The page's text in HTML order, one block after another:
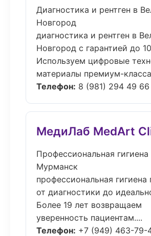
Диагностика и рентген в
Новгород
диагностика и рентген в
Новгород с гарантией до
Используем цифровые
материалы премиум-
Телефон: 8 (981) 294 49 66
МедиЛаб MedArt
Профессиональная гигиена
Мурманск
профессиональная
от диагностики до
Более 19 лет возвращаем
уверенность пациентам....
Телефон: +7 (949) 463-79-